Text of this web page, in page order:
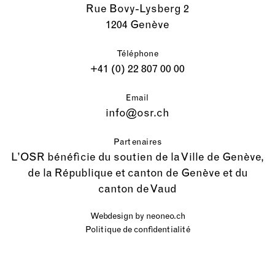
Rue Bovy-Lysberg 2
1204 Genève
Téléphone
+41 (0) 22 807 00 00
Email
info@osr.ch
Partenaires
L’OSR bénéficie du soutien de la Ville de Genève,
de la République et canton de Genève et du
canton de Vaud
Webdesign by neoneo.ch
Politique de confidentialité